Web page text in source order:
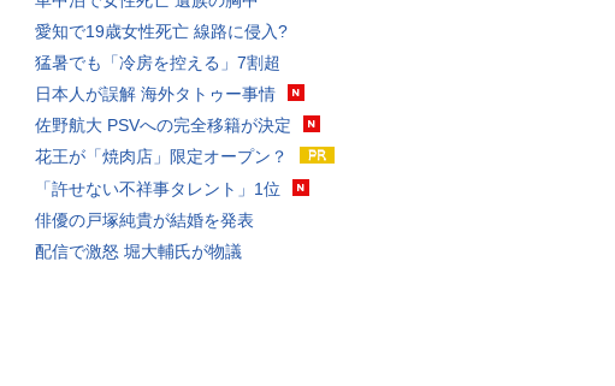
愛知で19歳女性死亡 線路に侵入?
猛暑でも「冷房を控える」7割超
日本人が誤解 海外タトゥー事情
佐野航大 PSVへの完全移籍が決定
花王が「焼肉店」限定オープン？
「許せない不祥事タレント」1位
俳優の戸塚純貴が結婚を発表
配信で激怒 堀大輔氏が物議